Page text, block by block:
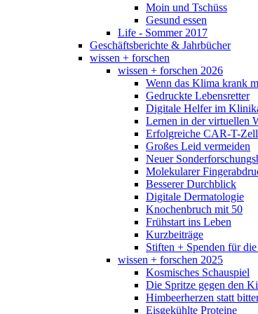
Moin und Tschüss
Gesund essen
Life - Sommer 2017
Geschäftsberichte & Jahrbücher
wissen + forschen
wissen + forschen 2026
Wenn das Klima krank
Gedruckte Lebensretter
Digitale Helfer im
Lernen in der virtuellen
Erfolgreiche CAR-T-
Großes Leid vermeiden
Neuer
Molekularer
Besserer Durchblick
Digitale Dermatologie
Knochenbruch mit 50
Frühstart ins Leben
Kurzbeiträge
Stiften + Spenden für
wissen + forschen 2025
Kosmisches Schauspiel
Die Spritze gegen den
Himbeerherzen statt
Eisgekühlte Proteine